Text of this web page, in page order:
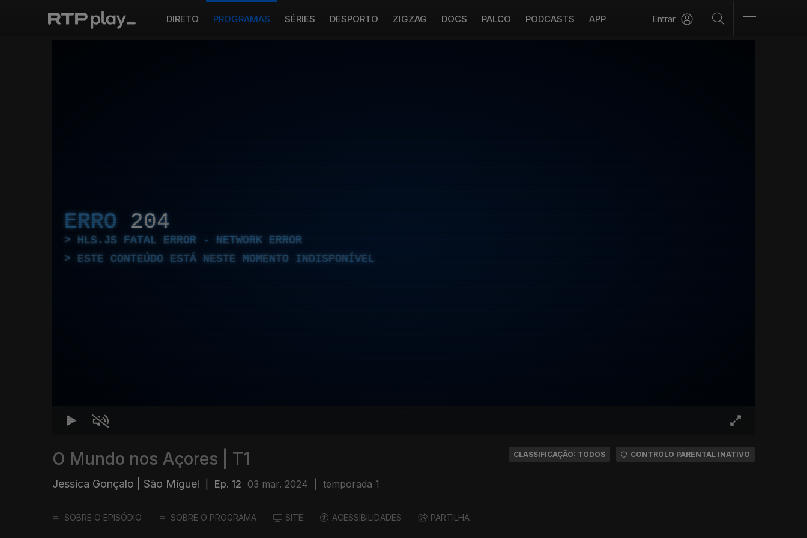
DIRETO PROGRAMAS SÉRIES DESPORTO ZIGZAG DOCS PALCO PODCASTS APP Entrar
ERRO 204
HLS.JS FATAL ERROR - NETWORK ERROR
ESTE CONTEÚDO ESTÁ NESTE MOMENTO INDISPONÍVEL
O Mundo nos Açores | T1
Jessica Gonçalo | São Miguel Ep. 12 03 mar. 2024 temporada 1
CLASSIFICAÇÃO: TODOS CONTROLO PARENTAL INATIVO
SOBRE O EPISÓDIO SOBRE O PROGRAMA SITE ACESSIBILIDADES PARTILHA